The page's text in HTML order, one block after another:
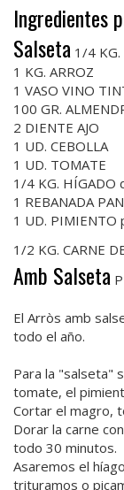
Ingredientes
Salseta 1/4 KG.
1 KG. ARROZ
1 VASO VINO
100 GR.
2 DIENTE AJO
1 UD. CEBOLLA
1 UD. TOMATE
1/4 KG. HÍGADO
1 REBANADA PAN
1 UD. PIMIENTO
1/2 KG. CARNE
Amb Salseta
El Arròs amb
todo el año.
Para la "salseta"
tomate, el
Cortar el magro,
Dorar la carne
todo 30 minutos.
Asaremos el
trituramos o